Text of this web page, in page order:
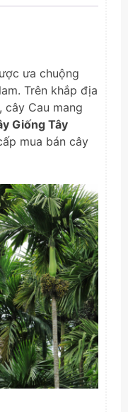
ưa chuộng
Trên khắp địa
cây Cau mang
Giống Tây
mua bán cây